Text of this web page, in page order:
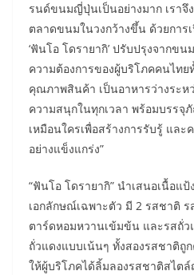
รนด์ขนมญี่ปุ่นเป็นอย่างมาก เราจึ
ตลาดขนมในวงกว้างขึ้น ด้วยกา
‘ฟันโอ โดรายากิ’ ปรับปรุงจากข
ความต้องการของผู้บริโภคคนไท
คุณภาพสินค้า เป็นอาหารว่างระห
ความสนุกในทุกเวลา พร้อมบรร
เหมือนใครเพื่อสร้างการรับรู้ แล
อย่างแข็งแกร่ง”
“ฟันโอ โดรายากิ” นำเสนอเนื้อแ
เอกลักษณ์เฉพาะตัว มี 2 รสชาติ
ตาร์ดหอมหวานเข้มข้น และรสถั่
ถั่วแดงแบบเน้นๆ ทั้งสองรสชาติถู
ให้ผู้บริโภคได้ลิ้มลองรสชาติสไต